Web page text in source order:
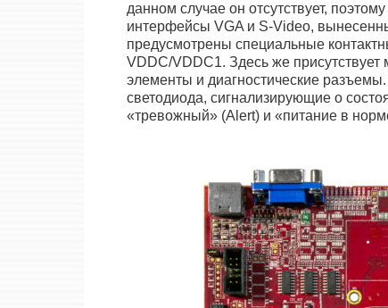
данном случае он отсутствует,
интерфейсы VGA и S-Video,
предусмотрены специальные
VDDC/VDDC1. Здесь же
элементы и диагностические
светодиода, сигнализирующие о
«тревожный» (Alert) и «питание в